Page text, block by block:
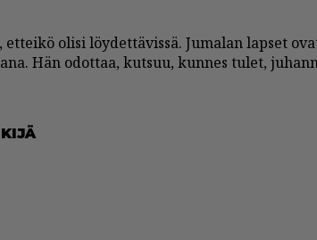
oli­si löy­det­tä­vis­sä. Ju­ma­lan lap­set
Hän odot­taa, kut­suu, kun­nes tu­let,